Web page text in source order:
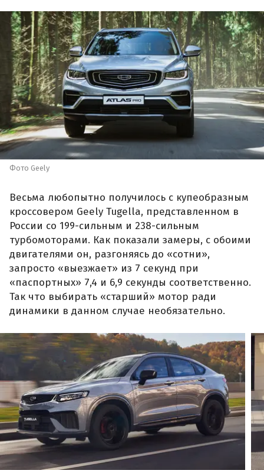
Фото Geely
Весьма любопытно получилось с купеобразным
кроссовером Geely Tugella, представленном в
России со 199-сильным и 238-сильным
турбомоторами. Как показали замеры, с обоими
двигателями он, разгоняясь до «сотни»,
запросто «выезжает» из 7 секунд при
«паспортных» 7,4 и 6,9 секунды соответственно.
Так что выбирать «старший» мотор ради
динамики в данном случае необязательно.